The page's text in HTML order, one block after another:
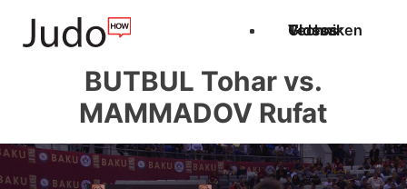
Techniken
Videos
Glossar
BUTBUL Tohar vs.
MAMMADOV Rufat